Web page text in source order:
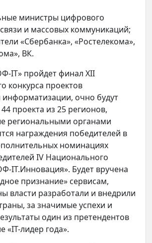
министры цифрового
и массовых коммуникаций;
«Сбербанка», «Ростелекома»,
ВК.
IT» пройдет финал XII
конкурса проектов
очно будут
проекта из 25 регионов,
региональными органами
награждения победителей в
номинациях
IV Национального
IT.Инновация». Будет вручена
признание» сервисам,
власти разработали и внедрили
за значимые успехи и
один из претендентов
«IT-лидер года».